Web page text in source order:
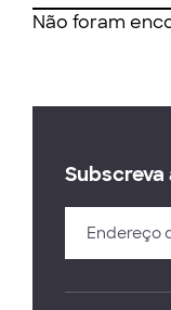
Não foram